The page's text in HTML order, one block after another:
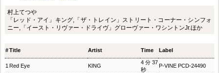
村上てつや
「レッド・アイ」キング,「ザ・トレイン」ストリート・コーナー・シンフォ
ニー,「イースト・リヴァー・ドライヴ」グローヴァー・ワシントンJr.ほか
#Title Artist Time Label
1 Red Eye KING
4分37
秒
P‐VINE PCD-24490